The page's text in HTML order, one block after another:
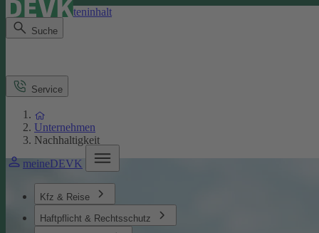
Direkt zum Seiteninhalt
Suche
meineDEVK
Kfz & Reise
Haftpflicht & Rechtsschutz
Service
Unternehmen
Nachhaltigkeit